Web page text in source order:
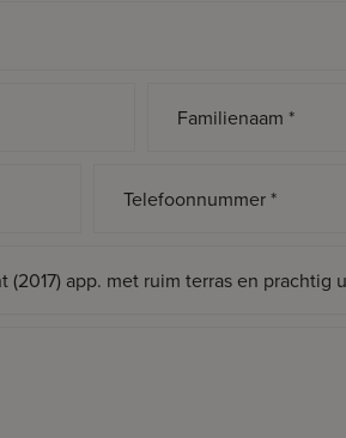
Familienaam *
Telefoonnummer *